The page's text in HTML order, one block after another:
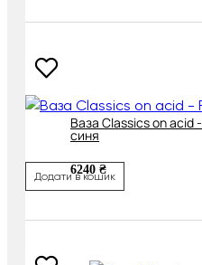
Ваза Classics on acid -
синя
6240 ₴
Додати в кошик